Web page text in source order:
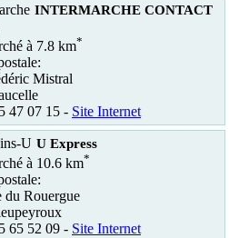
INTERMARCHE CONTACT
à 7.8 km*
Mistral
47 07 15 - Site Internet
U Express
à 10.6 km*
du Rouergue
65 52 09 - Site Internet